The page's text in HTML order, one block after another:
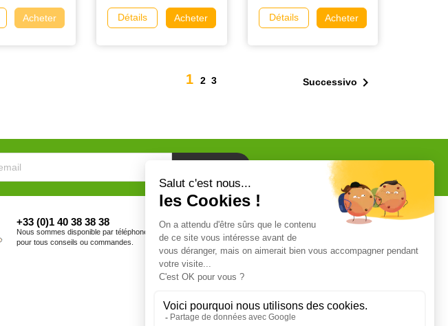
Acheter Détails Acheter Détails Acheter
1 2 3 Successivo 
+33 (0)1 40 38 38 38
Nous sommes disponible par téléphone
pour tous conseils ou commandes.
Certifications
Personnel certifié CERTIPHYTO et
CERTIFICAT BIOCIDE